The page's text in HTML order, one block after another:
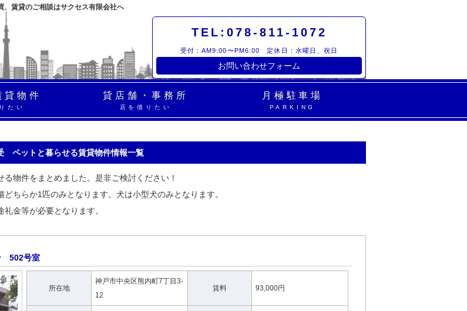
、賃貸のご相談はサクセス有限会社へ
TEL:078-811-1072
受付：AM9:00〜PM6:00 定休日：水曜日、祝日
お問い合わせフォーム
貸物件
たい
貸店舗・事務所
店を借りたい
月極駐車場
PARKING
受 ペットと暮らせる賃貸物件情報一覧
る物件をまとめました。是非ご検討ください！
ちらか1匹のみとなります。犬は小型犬のみとなります。
金等が必要となります。
502号室
所在地
神戸市中央区熊内町7丁目3-
12
賃料 93,000円